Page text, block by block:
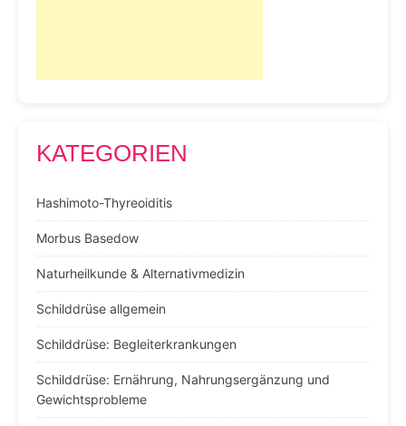
KATEGORIEN
Hashimoto-Thyreoiditis
Morbus Basedow
Naturheilkunde & Alternativmedizin
Schilddrüse allgemein
Schilddrüse: Begleiterkrankungen
Schilddrüse: Ernährung, Nahrungsergänzung und
Gewichtsprobleme